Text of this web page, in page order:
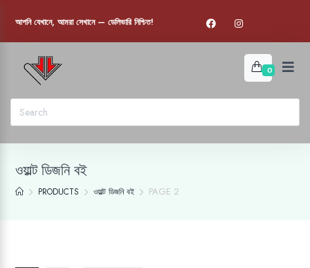
আপনি যেখানে, আমরা সেখানে — ডেলিভারি নিশ্চিত!
0
ওয়াল্ট ডিজনি বই
PRODUCTS ওয়াল্ট ডিজনি বই PAGE 2